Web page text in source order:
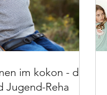
im kokon - die
Jugend-Reha